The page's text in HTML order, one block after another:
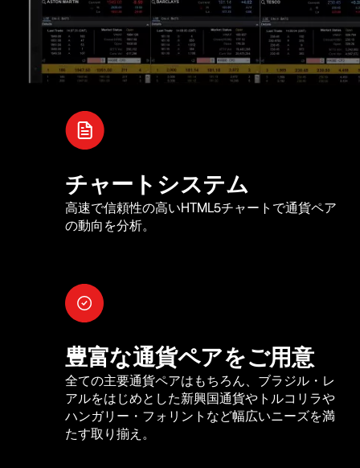
チャートシステム
高速で信頼性の高いHTML5チャートで通貨ペア
の動向を分析。
豊富な通貨ペアをご用意
全ての主要通貨ペアはもちろん、ブラジル・レ
アルをはじめとした新興国通貨やトルコリラや
ハンガリー・フォリントなど幅広いニーズを満
たす取り揃え。